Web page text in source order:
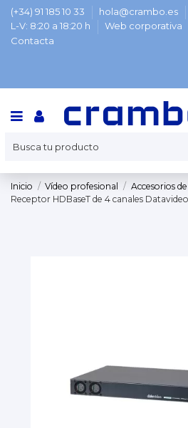
(+34) 91 185 10 33
hola@crambo.es
L-V: 8:20 a 18:20 h
Web corporativa
Contacta
Inicio Vídeo profesional
Accesorios
Receptor HDBaseT de 4 canales